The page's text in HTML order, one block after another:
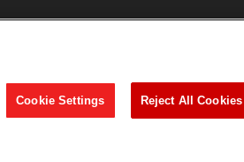
Cookie Settings Reject All Cookies